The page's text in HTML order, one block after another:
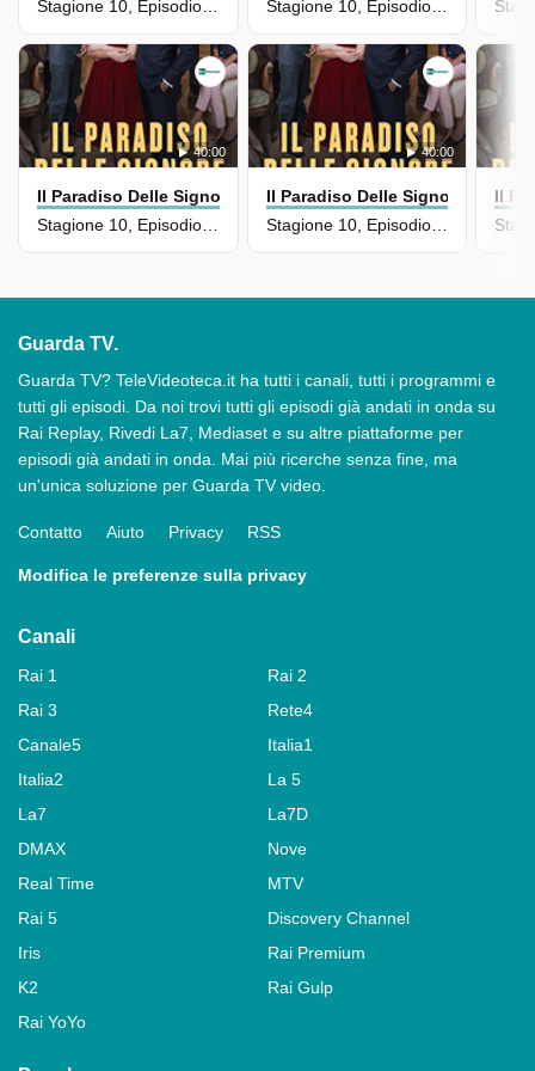
Stagione 10, Episodio 71
Stagione 10, Episodio 70
40:00
Il Paradiso Delle Signore
40:00
Il Paradiso Delle Signore
Stagione 10, Episodio 68
Il
Guarda TV.
Guarda TV? TeleVideoteca.it ha tutti i canali, tutti i programmi e
tutti gli episodi. Da noi trovi tutti gli episodi già andati in onda su
Rai Replay, Rivedi La7, Mediaset e su altre piattaforme per
episodi già andati in onda. Mai più ricerche senza fine, ma
un'unica soluzione per Guarda TV video.
Contatto Aiuto Privacy RSS
Modifica le preferenze sulla privacy
Canali
Rai 1
Rai 2
Rai 3
Rete4
Canale5
Italia1
Italia2
La 5
La7
La7D
DMAX
Nove
Real Time
MTV
Rai 5
Discovery Channel
Iris
Rai Premium
K2
Rai Gulp
Rai YoYo